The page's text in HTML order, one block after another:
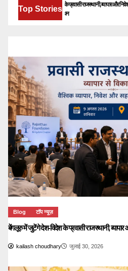
Top Stories
बेंगलूरु में जुटेंगे देश-विदेश के प्रवासी राजस्थानी, व्यापार और निवेश
के नए अवसरों पर होगा मंथन
Blog टॉप न्यूज़
बेंगलूरु में जुटेंगे देश-विदेश के प्रवासी राजस्थानी,
kailash choudhary जुलाई 30, 2026